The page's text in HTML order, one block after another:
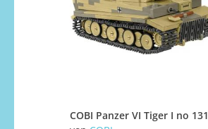
COBI Panzer VI Tiger I no 131